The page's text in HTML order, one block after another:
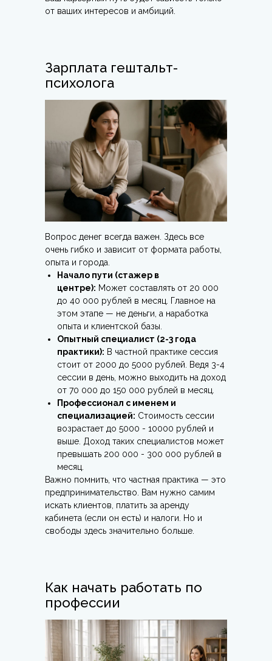
от ваших интересов и амбиций.
Зарплата гештальт-
психолога
Вопрос денег всегда важен. Здесь все
очень гибко и зависит от формата работы,
опыта и города.
Начало пути (стажер в
центре): Может составлять от 20 000
до 40 000 рублей в месяц. Главное на
этом этапе — не деньги, а наработка
опыта и клиентской базы.
Опытный специалист (2-3 года
практики): В частной практике сессия
стоит от 2000 до 5000 рублей. Ведя 3-4
сессии в день, можно выходить на доход
от 70 000 до 150 000 рублей в месяц.
Профессионал с именем и
специализацией: Стоимость сессии
возрастает до 5000 - 10000 рублей и
выше. Доход таких специалистов может
превышать 200 000 - 300 000 рублей в
месяц.
Важно помнить, что частная практика — это
предпринимательство. Вам нужно самим
искать клиентов, платить за аренду
кабинета (если он есть) и налоги. Но и
свободы здесь значительно больше.
Как начать работать по
профессии